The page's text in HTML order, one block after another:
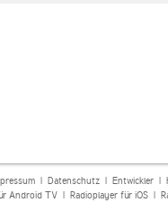
| Datenschutz| Entwickler|
Android TV| Radioplayer für iOS|